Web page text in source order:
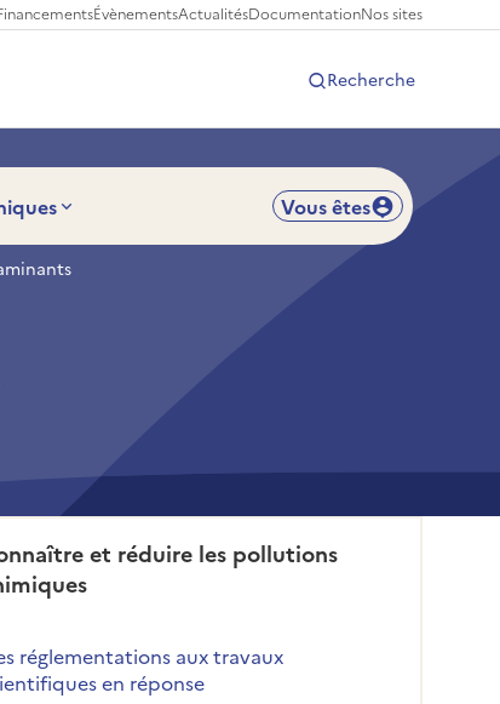
ÉvènementsActualitésDocumentationNos sites
Recherche
Vous êtes
et réduire les pollutions
réglementations aux travaux
en réponse